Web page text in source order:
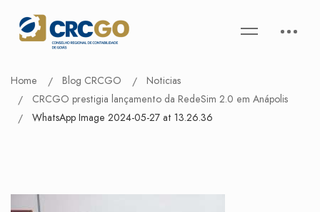
Home Blog CRCGO
Noticias
CRCGO prestigia lançamento da RedeSim 2.0 em Anápolis
WhatsApp Image 2024-05-27 at 13.26.36